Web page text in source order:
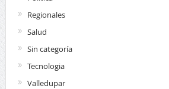
Regionales
Salud
Sin categoría
Tecnologia
Valledupar